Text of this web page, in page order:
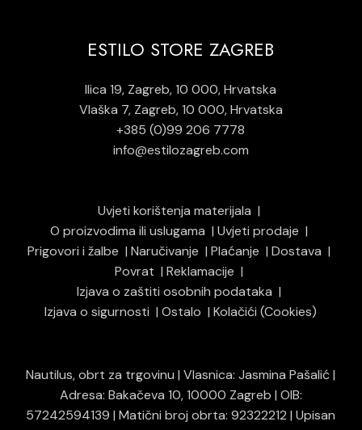
ESTILO STORE ZAGREB
Ilica 19, Zagreb, 10 000, Hrvatska
Vlaška 7, Zagreb, 10 000, Hrvatska
+385 (0)99 206 7778
info@estilozagreb.com
Uvjeti korištenja materijala
O proizvodima ili uslugama
Uvjeti prodaje
Prigovori i žalbe
Naručivanje Plaćanje
Dostava
Povrat
Reklamacije
Izjava o zaštiti osobnih podataka
Izjava o sigurnosti
Ostalo Kolačići (Cookies)
Nautilus, obrt za trgovinu | Vlasnica: Jasmina Pašalić |
Adresa: Bakačeva 10, 10000 Zagreb | OIB:
57242594139 | Matični broj obrta: 92322212 | Upisan